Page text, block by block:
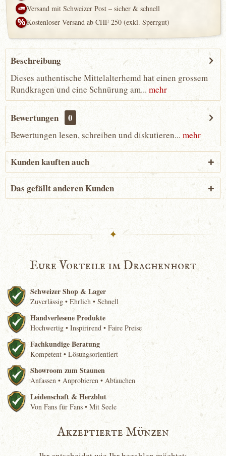
Versand mit Schweizer Post – sicher & schnell
Kostenloser Versand ab CHF 250 (exkl. Sperrgut)
Beschreibung
Dieses authentische Mittelalterhemd hat einen grossem
Rundkragen und eine Schnürung am... mehr
Bewertungen 0
Bewertungen lesen, schreiben und diskutieren... mehr
Kunden kauften auch
Das gefällt anderen Kunden
✦
Eure Vorteile im Drachenhort
Schweizer Shop & Lager
Zuverlässig • Ehrlich • Schnell
Handverlesene Produkte
Hochwertig • Inspirirend • Faire Preise
Fachkundige Beratung
Kompetent • Lösungsorientiert
Showroom zum Staunen
Anfassen • Anprobieren • Abtauchen
Leidenschaft & Herzblut
Von Fans für Fans • Mit Seele
Akzeptierte Münzen